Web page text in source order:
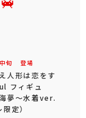
中旬 登場
人形は恋をす
フィギュ
夢～水着ver.
定）